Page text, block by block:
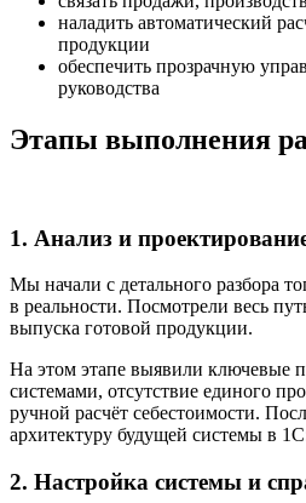
наладить автоматический
продукции
обеспечить прозрачную
руководства
Этапы выполнения
1. Анализ и
Мы начали с детального разбора
в реальности. Посмотрели весь
выпуска готовой продукции.
На этом этапе выявили ключевые
системами, отсутствие единого
ручной расчёт себестоимости.
архитектуру будущей системы в
2. Настройка системы и